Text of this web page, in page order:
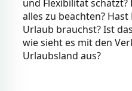
und Flexibilität
alles zu beachten?
Urlaub brauchst? Ist
wie sieht es mit den
Urlaubsland aus?